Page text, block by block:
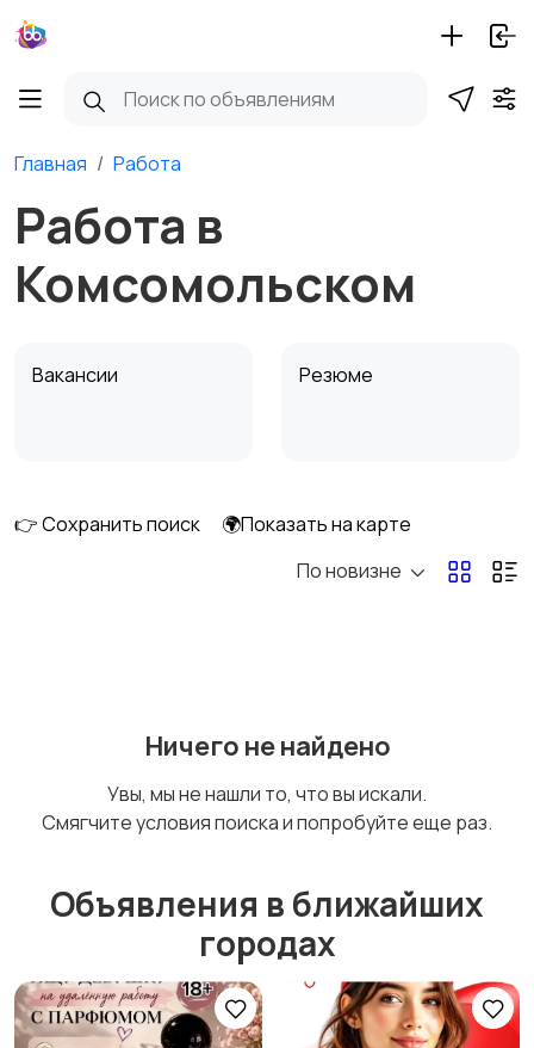
Главная Работа
Работа в
Комсомольском
Вакансии Резюме
👉 Сохранить поиск
🌍Показать на карте
По новизне
Ничего не найдено
Увы, мы не нашли то, что вы искали.
Смягчите условия поиска и попробуйте еще раз.
Объявления в ближайших
городах